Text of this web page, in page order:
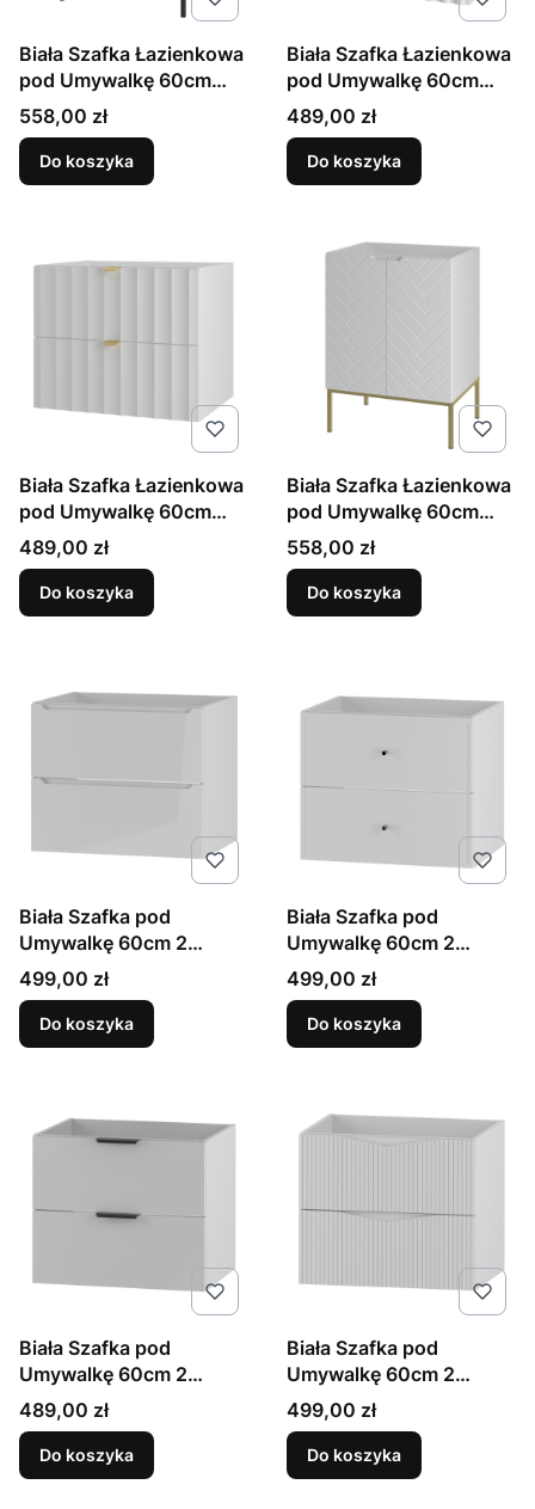
Biała Szafka Łazienkowa
pod Umywalkę 60cm
Czarny Stelaż Aspen
Cena
558,00 zł
Do koszyka
Biała Szafka Łazienkowa
pod Umywalkę 60cm
Ryflowane Fronty Aqua
Cena
489,00 zł
Do koszyka
Biała Szafka Łazienkowa
pod Umywalkę 60cm
Ryflowane Fronty Arcos
Cena
489,00 zł
Do koszyka
Biała Szafka Łazienkowa
pod Umywalkę 60cm
Złoty Stelaż Aspen
Cena
558,00 zł
Do koszyka
Biała Szafka pod
Umywalkę 60cm 2
Szuflady Etna
Cena
499,00 zł
Do koszyka
Biała Szafka pod
Umywalkę 60cm 2
Szuflady Marco
Cena
499,00 zł
Do koszyka
Biała Szafka pod
Umywalkę 60cm 2
Szuflady Pile
Cena
489,00 zł
Do koszyka
Biała Szafka pod
Umywalkę 60cm 2
Szuflady Ryflowane
Fronty Cleo
Cena
499,00 zł
Do koszyka